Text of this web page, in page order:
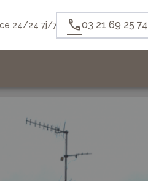
24/24 7j/7 03 21 69 25 74